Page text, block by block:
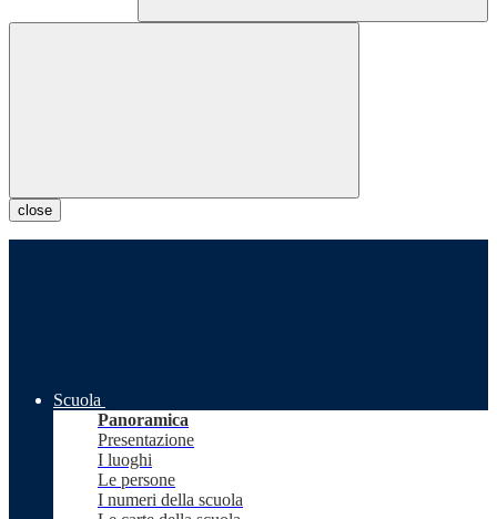
close
Scuola
Panoramica
Presentazione
I luoghi
Le persone
I numeri della scuola